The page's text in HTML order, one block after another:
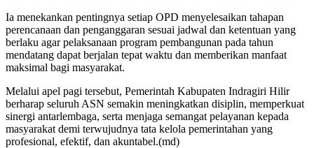
Ia menekankan pentingnya setiap OPD menyelesaikan tahapan
perencanaan dan penganggaran sesuai jadwal dan ketentuan yang
berlaku agar pelaksanaan program pembangunan pada tahun
mendatang dapat berjalan tepat waktu dan memberikan manfaat
maksimal bagi masyarakat.
Melalui apel pagi tersebut, Pemerintah Kabupaten Indragiri Hilir
berharap seluruh ASN semakin meningkatkan disiplin, memperkuat
sinergi antarlembaga, serta menjaga semangat pelayanan kepada
masyarakat demi terwujudnya tata kelola pemerintahan yang
profesional, efektif, dan akuntabel.(md)